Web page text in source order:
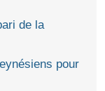
de la
pour